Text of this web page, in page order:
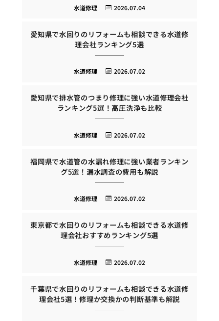
2026.07.04
水道修理
愛知県で水回りのリフォームも相談できる水道修
理会社ランキング5選
2026.07.02
水道修理
愛知県で排水管のつまり修理に強い水道修理会社
ランキング5選！高圧洗浄も比較
2026.07.02
水道修理
福岡県で水道管の水漏れ修理に強い業者ランキン
グ5選！漏水調査の費用も解説
2026.07.02
水道修理
東京都で水回りのリフォームも相談できる水道修
理会社おすすめランキング5選
2026.07.02
水道修理
千葉県で水回りのリフォームも相談できる水道修
理会社5選！修理か交換かの判断基準も解説